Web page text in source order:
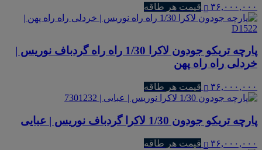
۳۶,۰۰۰,۰۰۰ قیمت هر طاقه
پارچه تریکو جودون لاکرا 1/30 راه راه گردباف نوریس |
خردلی راه راه پهن
۳۶,۰۰۰,۰۰۰ قیمت هر طاقه
پارچه تریکو جودون 1/30 لاکرا گردباف نوریس | عبایی
۳۶,۰۰۰,۰۰۰ قیمت هر طاقه